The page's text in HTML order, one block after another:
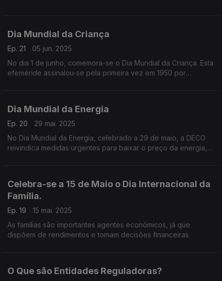
Dia Mundial da Criança
Ep. 21
05 jun. 2025
No dia 1 de junho, comemora-se o Dia Mundial da Criança. Esta
efeméride assinalou-se pela primeira vez em 1950 por
Dia Mundial da Energia
Ep. 20
29 mai. 2025
No Dia Mundial da Energia, celebrado a 29 de maio, a DECO
reivindica medidas urgentes para baixar o preço da energia,
Celebra-se a 15 de Maio o Dia Internacional da
Família.
Ep. 19
15 mai. 2025
As famílias são importantes agentes económicos, já que
dispõem de rendimentos e tomam decisões financeiras.
O Que são Entidades Reguladoras?